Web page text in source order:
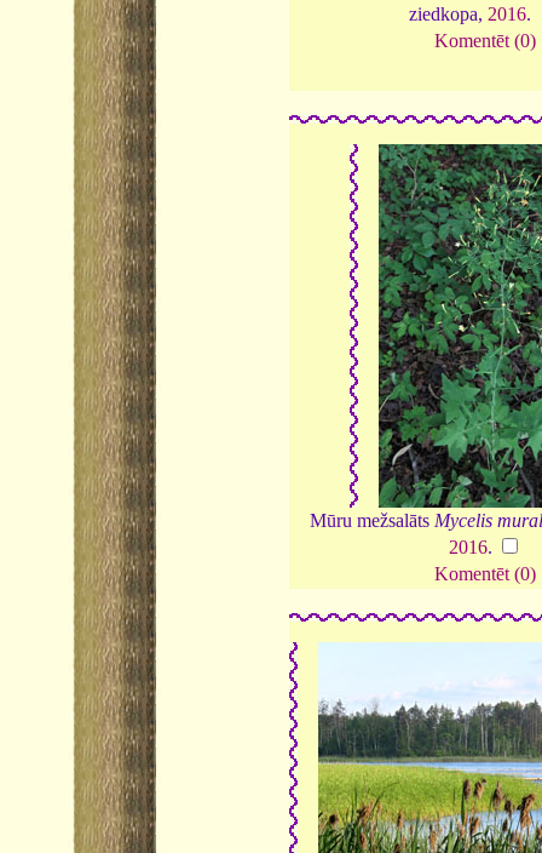
ziedkopa, 2016.
Komentēt (0)
Mūru mežsalāts Mycelis
2016.
Komentēt (0)